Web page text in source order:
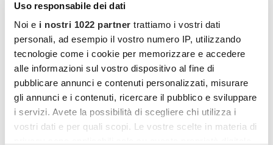
Uso responsabile dei dati
Noi e i nostri 1022 partner trattiamo i vostri dati
personali, ad esempio il vostro numero IP, utilizzando
tecnologie come i cookie per memorizzare e accedere
alle informazioni sul vostro dispositivo al fine di
pubblicare annunci e contenuti personalizzati, misurare
gli annunci e i contenuti, ricercare il pubblico e sviluppare
i servizi. Avete la possibilità di scegliere chi utilizza i
vostri dati e per quali scopi. Le vostre scelte in materia di
I vantaggi di essere un